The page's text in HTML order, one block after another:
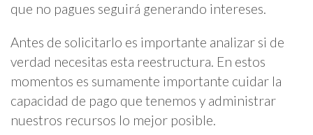
que no pagues seguirá generando intereses.
Antes de solicitarlo es importante analizar si de
verdad necesitas esta reestructura. En estos
momentos es sumamente importante cuidar la
capacidad de pago que tenemos y administrar
nuestros recursos lo mejor posible.